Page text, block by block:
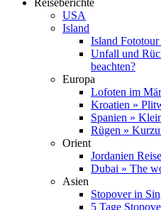
Reiseberichte
USA
Island
Island
Unfall und
beachten?
Europa
Lofoten im
Kroatien »
Spanien »
Rügen »
Orient
Jordanien
Dubai » The
Asien
Stopover in
5 Tage